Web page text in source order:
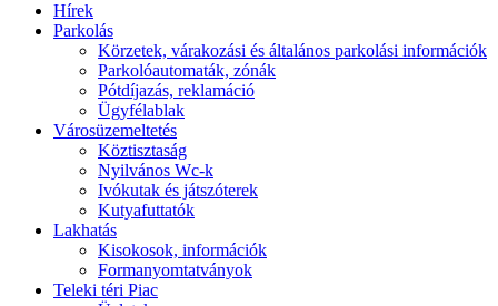
Hírek
Parkolás
Körzetek, várakozási és általános parkolási információk
Parkolóautomaták, zónák
Pótdíjazás, reklamáció
Ügyfélablak
Városüzemeltetés
Köztisztaság
Nyilvános Wc-k
Ivókutak és játszóterek
Kutyafuttatók
Lakhatás
Kisokosok, információk
Formanyomtatványok
Teleki téri Piac